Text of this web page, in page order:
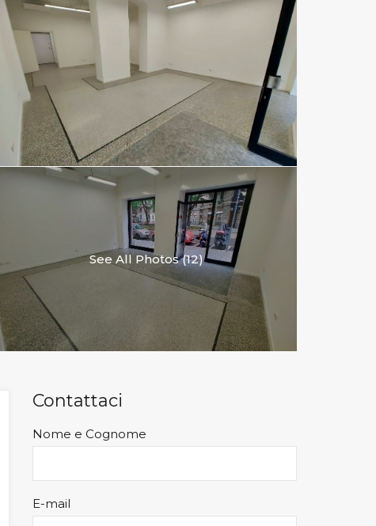
See All Photos (12)
Contattaci
Nome e Cognome
E-mail